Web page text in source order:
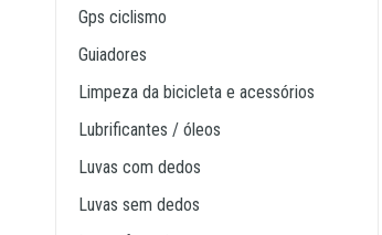
gps ciclismo
guiadores
limpeza da bicicleta e acessórios
lubrificantes / óleos
luvas com dedos
luvas sem dedos